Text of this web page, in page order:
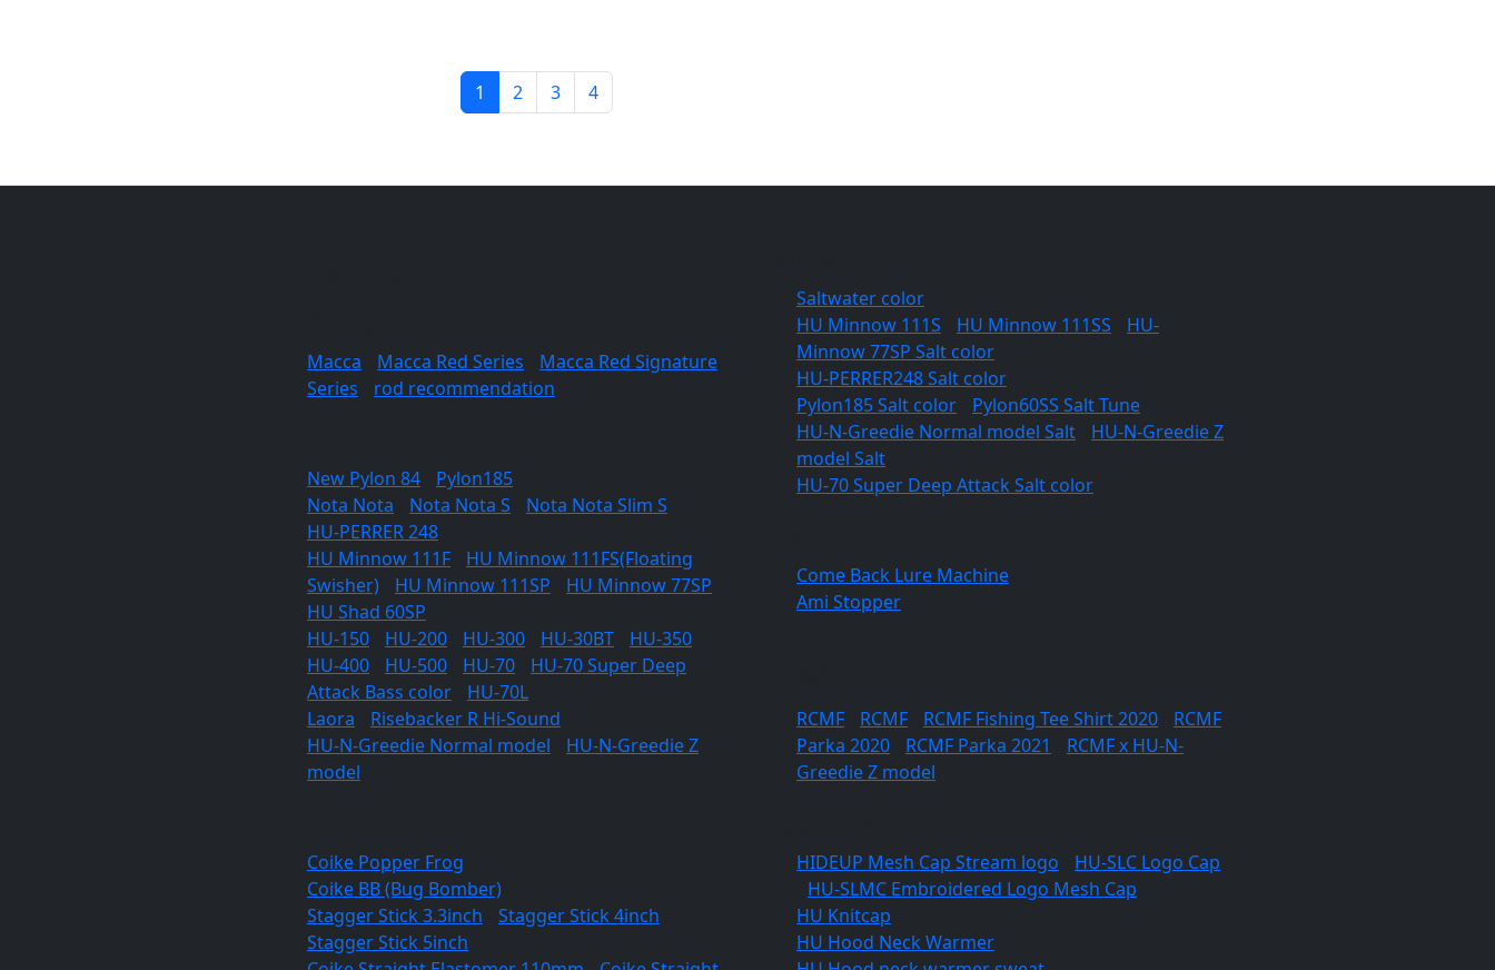
1 2 3 4
Macca Macca Red Series
Macca Red Signature
Series
rod recommendation
New Pylon 84
Pylon185
Nota Nota
Nota Nota S
Nota Nota Slim S
HU-PERRER 248
HU Minnow 111F
HU Minnow 111FS(Floating
Swisher)
HU Minnow 111SP
HU Minnow 77SP
HU Shad 60SP
HU-150
HU-200 HU-300 HU-30BT HU-350
HU-400
HU-500 HU-70
HU-70 Super Deep
Attack Bass color
HU-70L
Laora
Risebacker R Hi-Sound
HU-N-Greedie Normal model
HU-N-Greedie Z
model
Coike Popper Frog
Coike BB (Bug Bomber)
Stagger Stick 3.3inch
Stagger Stick 4inch
Stagger Stick 5inch
Saltwater color
HU Minnow 111S
HU Minnow 111SS
HU-
Minnow 77SP Salt color
HU-PERRER248 Salt color
Pylon185 Salt color
Pylon60SS Salt Tune
HU-N-Greedie Normal model Salt
HU-N-Greedie Z
model Salt
HU-70 Super Deep Attack Salt color
Come Back Lure Machine
Ami Stopper
RCMF RCMF RCMF Fishing Tee Shirt 2020
RCMF
Parka 2020
RCMF Parka 2021
RCMF x HU-N-
Greedie Z model
HIDEUP Mesh Cap Stream logo
HU-SLC Logo Cap
HU-SLMC Embroidered Logo Mesh Cap
HU Knitcap
HU Hood Neck Warmer